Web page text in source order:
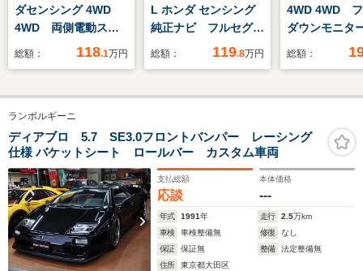
ダセンシング 4WD
4WD 両側電動スラ
イド シートヒータ
ール LEDヘッドライ
ト オートライト レ
ーンキープアシスト
純正メモリーナビ B
カメラ
総額： 118.1万円
L ホンダ センシング
純正ナビ フルセグ
Bluetooth DVD バ
告知 車線逸脱警報
ヒーター ETC レー
ダークルーズコントロ
ール ステアリングリ
モコン
総額： 119.8万円
4WD 4WD フ
ダウンモニ
9インチナビ
ルセグ LED
エアコン 革
アリング ア
グストップ
総額：
ランボルギーニ
ディアブロ 5.7 SE3.0フロントバンパー レーシング
仕様 バケットシート ロールバー カスタム車両
支払総額
応談
本体価格
---
年式 1991年 走行 2.5万km
車検
車検整備無 修復
なし
保証
保証無 整備
法定整備無
住所
東京都大田区